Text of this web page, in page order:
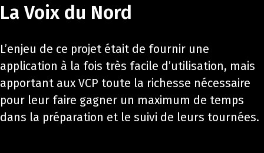
La Voix du Nord
L’enjeu de ce projet était de fournir une
application à la fois très facile d’utilisation, mais
apportant aux VCP toute la richesse nécessaire
pour leur faire gagner un maximum de temps
dans la préparation et le suivi de leurs tournées.